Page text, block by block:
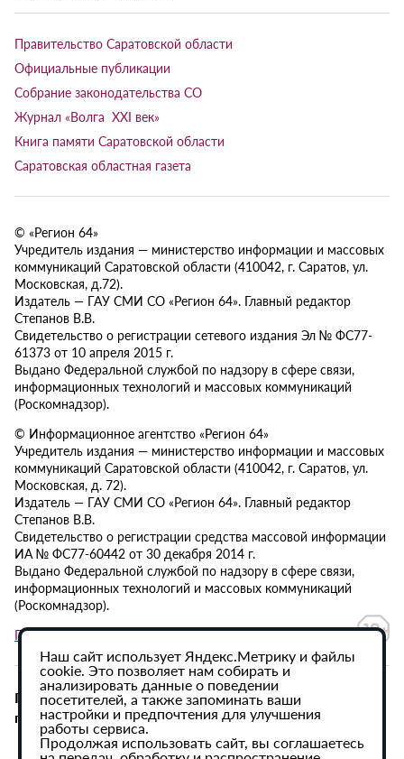
Правительство Саратовской области
Официальные публикации
Собрание законодательства СО
Журнал «Волга XXI век»
Книга памяти Саратовской области
Саратовская областная газета
© «Регион 64»
Учредитель издания — министерство информации и массовых
коммуникаций Саратовской области (410042, г. Саратов, ул.
Московская, д.72).
Издатель — ГАУ СМИ СО «Регион 64». Главный редактор
Степанов В.В.
Свидетельство о регистрации сетевого издания Эл № ФС77-
61373 от 10 апреля 2015 г.
Выдано Федеральной службой по надзору в сфере связи,
информационных технологий и массовых коммуникаций
(Роскомнадзор).
© Информационное агентство «Регион 64»
Учредитель издания — министерство информации и массовых
коммуникаций Саратовской области (410042, г. Саратов, ул.
Московская, д. 72).
Издатель — ГАУ СМИ СО «Регион 64». Главный редактор
Степанов В.В.
Свидетельство о регистрации средства массовой информации
ИА № ФС77-60442 от 30 декабря 2014 г.
Выдано Федеральной службой по надзору в сфере связи,
информационных технологий и массовых коммуникаций
(Роскомнадзор).
Политика в отношении обработки персональных данных
При использовании материалов сайта активная
гиперссылка на ИА «Регион 64» обязательна.
Наш сайт использует Яндекс.Метрику и файлы
cookie. Это позволяет нам собирать и
анализировать данные о поведении
посетителей, а также запоминать ваши
настройки и предпочтения для улучшения
работы сервиса.
Продолжая использовать сайт, вы соглашаетесь